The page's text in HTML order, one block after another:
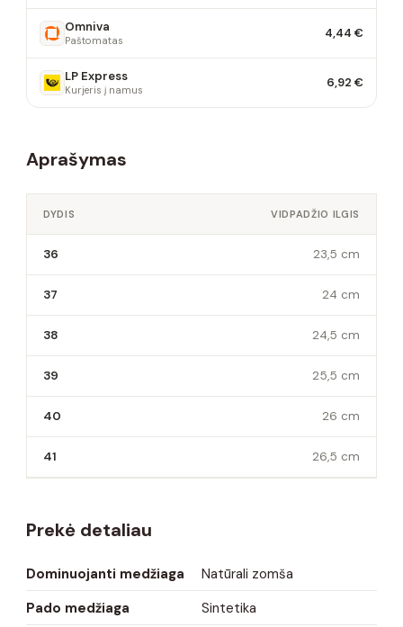
Omniva
Paštomatas 4,44 €
LP Express
Kurjeris į namus 6,92 €
Aprašymas
DYDIS VIDPADŽIO ILGIS
36 23,5 cm
37 24 cm
38 24,5 cm
39 25,5 cm
40 26 cm
41 26,5 cm
Prekė detaliau
Dominuojanti medžiaga
Natūrali zomša
Pado medžiaga
Sintetika